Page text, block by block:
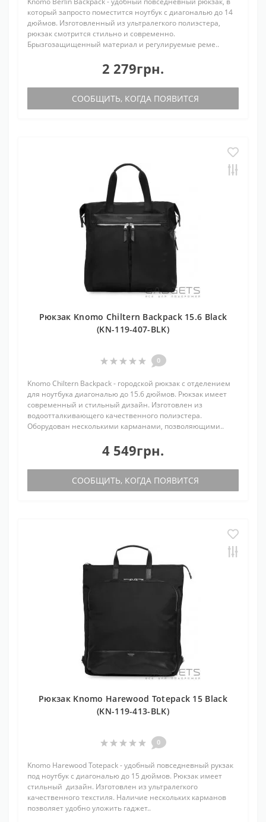
который запросто поместится ноутбук с диагональю до 14
дюймов. Изготовленный из ультралегкого полиэстера,
рюкзак смотрится стильно и современно.
Брызгозащищенный материал и регулируемые реме..
2 279грн.
СООБЩИТЬ, КОГДА ПОЯВИТСЯ
Рюкзак Knomo Chiltern Backpack 15.6 Black
(KN-119-407-BLK)
0
Knomo Chiltern Backpack - городской рюкзак с отделением
для ноутбука диагональю до 15.6 дюймов. Рюкзак имеет
современный и стильный дизайн. Изготовлен из
водоотталкивающего качественного полиэстера.
Оборудован несколькими карманами, позволяющими..
4 549грн.
СООБЩИТЬ, КОГДА ПОЯВИТСЯ
Рюкзак Knomo Harewood Totepack 15 Black
(KN-119-413-BLK)
0
Knomo Harewood Totepack - удобный повседневный рукзак
под ноутбук с диагональю до 15 дюймов. Рюкзак имеет
стильный дизайн. Изготовлен из ультралегкого
качественного текстиля. Наличие нескольких карманов
позволяет удобно уложить гаджет..